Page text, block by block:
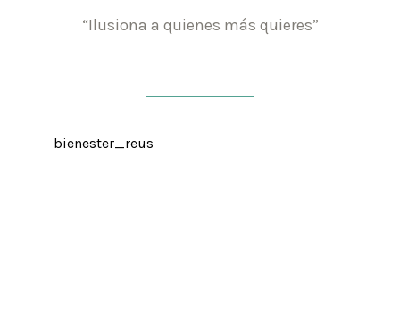
“Ilusiona a quienes más quieres”
bienester_reus